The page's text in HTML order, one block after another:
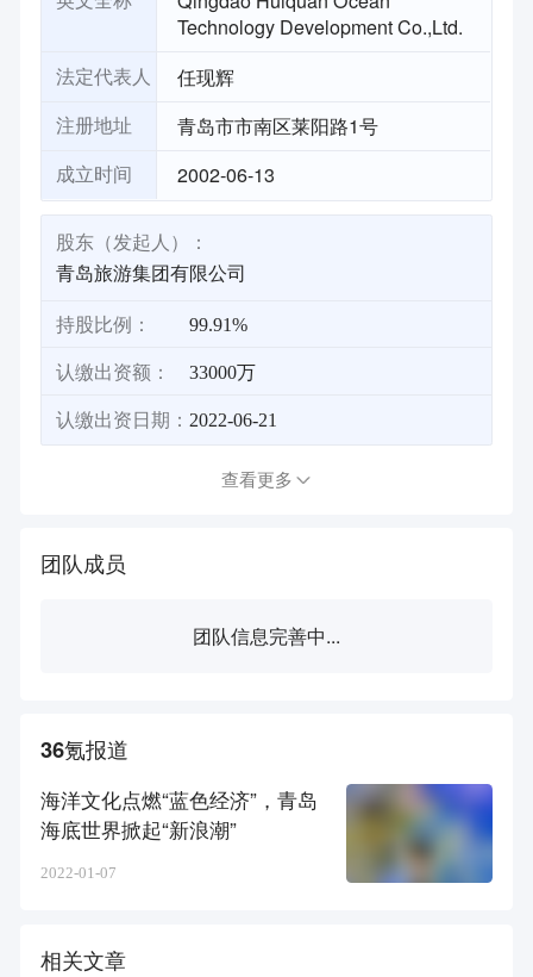
Technology Development Co.,Ltd.
法定代表人 任现辉
注册地址 青岛市市南区莱阳路1号
成立时间 2002-06-13
股东（发起人）：
青岛旅游集团有限公司
持股比例： 99.91%
认缴出资额： 33000万
认缴出资日期： 2022-06-21
查看更多
团队成员
团队信息完善中...
36氪报道
海洋文化点燃“蓝色经济”，青岛
海底世界掀起“新浪潮”
2022-01-07
相关文章